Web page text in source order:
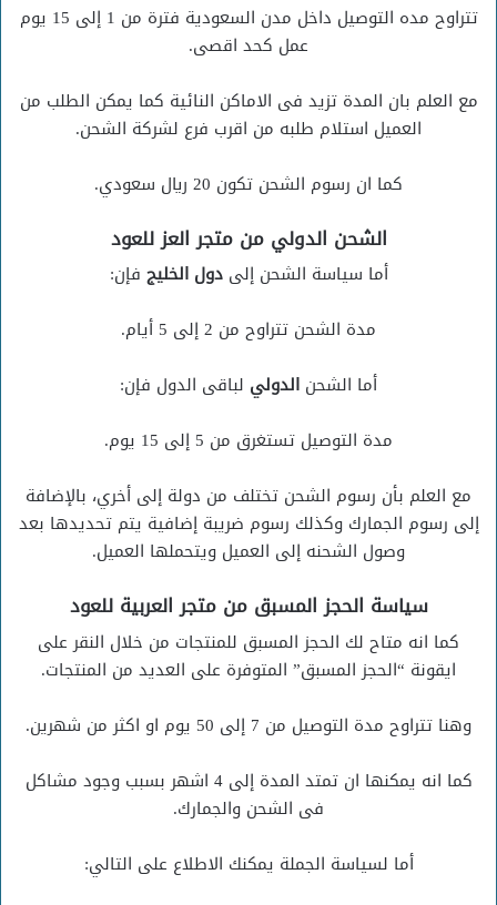
تتراوح مده التوصيل داخل مدن السعودية فترة من 1 إلى 15 يوم
عمل كحد اقصى.
مع العلم بان المدة تزيد فى الاماكن النائية كما يمكن الطلب من
العميل استلام طلبه من اقرب فرع لشركة الشحن.
كما ان رسوم الشحن تكون 20 ريال سعودي.
الشحن الدولي من متجر العز للعود
أما سياسة الشحن إلىدول الخليج فإن:
مدة الشحن تتراوح من 2 إلى 5 أيام.
أما الشحن الدولي لباقى الدول فإن:
مدة التوصيل تستغرق من 5 إلى 15 يوم.
مع العلم بأن رسوم الشحن تختلف من دولة إلى أخري، بالإضافة
إلى رسوم الجمارك وكذلك رسوم ضريبة إضافية يتم تحديدها بعد
وصول الشحنه إلى العميل ويتحملها العميل.
سياسة الحجز المسبق من متجر العربية للعود
كما انه متاح لك الحجز المسبق للمنتجات من خلال النقر على
ايقونة “الحجز المسبق” المتوفرة على العديد من المنتجات.
وهنا تتراوح مدة التوصيل من 7 إلى 50 يوم او اكثر من شهرين.
كما انه يمكنها ان تمتد المدة إلى 4 اشهر بسبب وجود مشاكل
فى الشحن والجمارك.
أما لسياسة الجملة يمكنك الاطلاع على التالي: